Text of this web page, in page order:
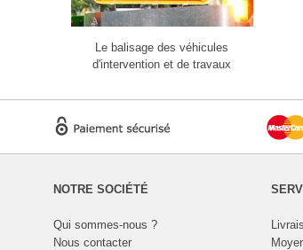
Le balisage des véhicules
d'intervention et de travaux
NOTRE SOCIÉTÉ
Qui sommes-nous ?
Nous contacter